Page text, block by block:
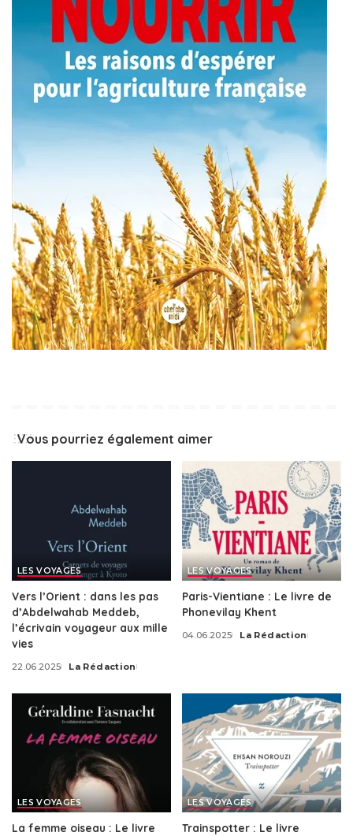
Vous pourriez également aimer
LES VOYAGES
Vers l’Orient : dans les pas
d’Abdelwahab Meddeb,
l’écrivain voyageur aux mille
vies
22.06.2025 La Rédaction
LES VOYAGES
Paris-Vientiane : Le livre de
Phonevilay Khent
04.06.2025 La Rédaction
LES VOYAGES
La femme oiseau : Le livre
LES VOYAGES
Trainspotter : Le livre